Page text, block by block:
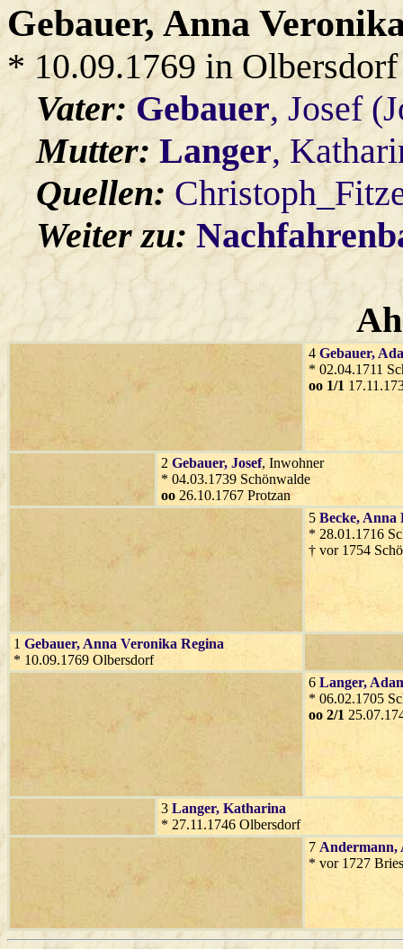
Gebauer, Anna
* 10.09.1769 in Olbersdorf
Vater:Gebauer, Josef
Mutter: Langer,
Quellen:
Weiter zu:
4 Gebauer,
* 02.04.1711
oo 1/1
2 Gebauer, Josef, Inwohner
* 04.03.1739 Schönwalde
oo 26.10.1767 Protzan
5 Becke, Anna
* 28.01.1716
† vor 1754
1 Gebauer, Anna Veronika Regina
* 10.09.1769 Olbersdorf
6 Langer,
* 06.02.1705
oo 2/1
3 Langer, Katharina
* 27.11.1746 Olbersdorf
7 Andermann,
* vor 1727